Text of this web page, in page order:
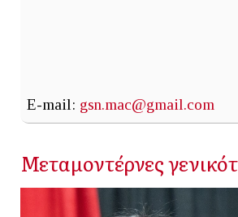
E-mail: gsn.mac@gmail.com
Μεταμοντέρνες